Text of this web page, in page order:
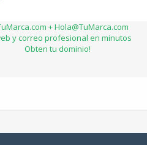
+ Hola@TuMarca.com
y correo profesional en minutos
Obten tu dominio!